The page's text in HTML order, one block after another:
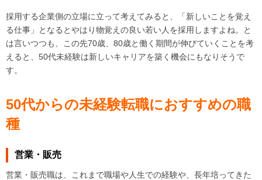
採用する企業側の立場に立って考えてみると、「新しいことを覚え
る仕事」となるとやはり物覚えの良い若い人を採用しますよね。と
は言いつつも、この先70歳、80歳と働く期間が伸びていくことを考
えると、50代未経験は新しいキャリアを築く機会にもなりそうで
す。
50代からの未経験転職におすすめの職
種
営業・販売
営業・販売職は、これまで職場や人生での経験や、長年培ってきた